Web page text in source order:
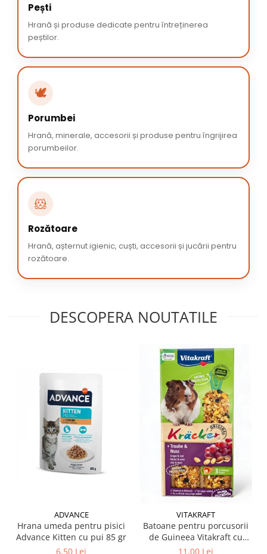
Pești
Hrană și produse dedicate pentru întreținerea
peștilor.
🕊️
Porumbei
Hrană, minerale, accesorii și produse pentru îngrijirea
porumbeilor.
🐹
Rozătoare
Hrană, așternut igienic, cuști, accesorii și jucării pentru
rozătoare.
DESCOPERA NOUTATILE
ADVANCE
Hrana umeda pentru pisici
Advance Kitten cu pui 85 gr
6,50 Lei
VITAKRAFT
Batoane pentru porcusorii
de Guineea Vitakraft cu
struguri & nuci 2 buc
11,00 Lei